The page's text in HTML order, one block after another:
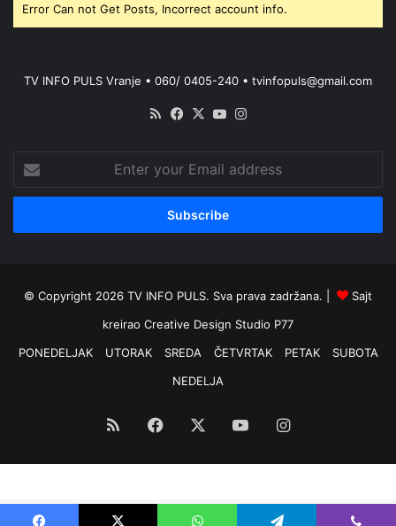
Error Can not Get Posts, Incorrect account info.
TV INFO PULS Vranje • 060/ 0405-240 • tvinfopuls@gmail.com
RSS Facebook
X YouTube
your
Email
© Copyright 2026 TV INFO PULS. Sva prava zadržana. |
Sajt
kreirao Creative Design Studio P77
PONEDELJAK
UTORAK SREDA ČETVRTAK PETAK
SUBOTA
NEDELJA
RSS Facebook YouTubeInstagram
Optimized by Seraphinite Accelerator